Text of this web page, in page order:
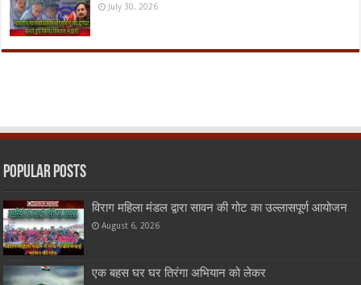
July 30, 2026
Popular Posts
विराग महिला मंडल द्वारा सावन की गोट का उल्लासपूर्ण आयोजन
August 6, 2026
एक बहस घर घर तिरंगा अभियान को लेकर